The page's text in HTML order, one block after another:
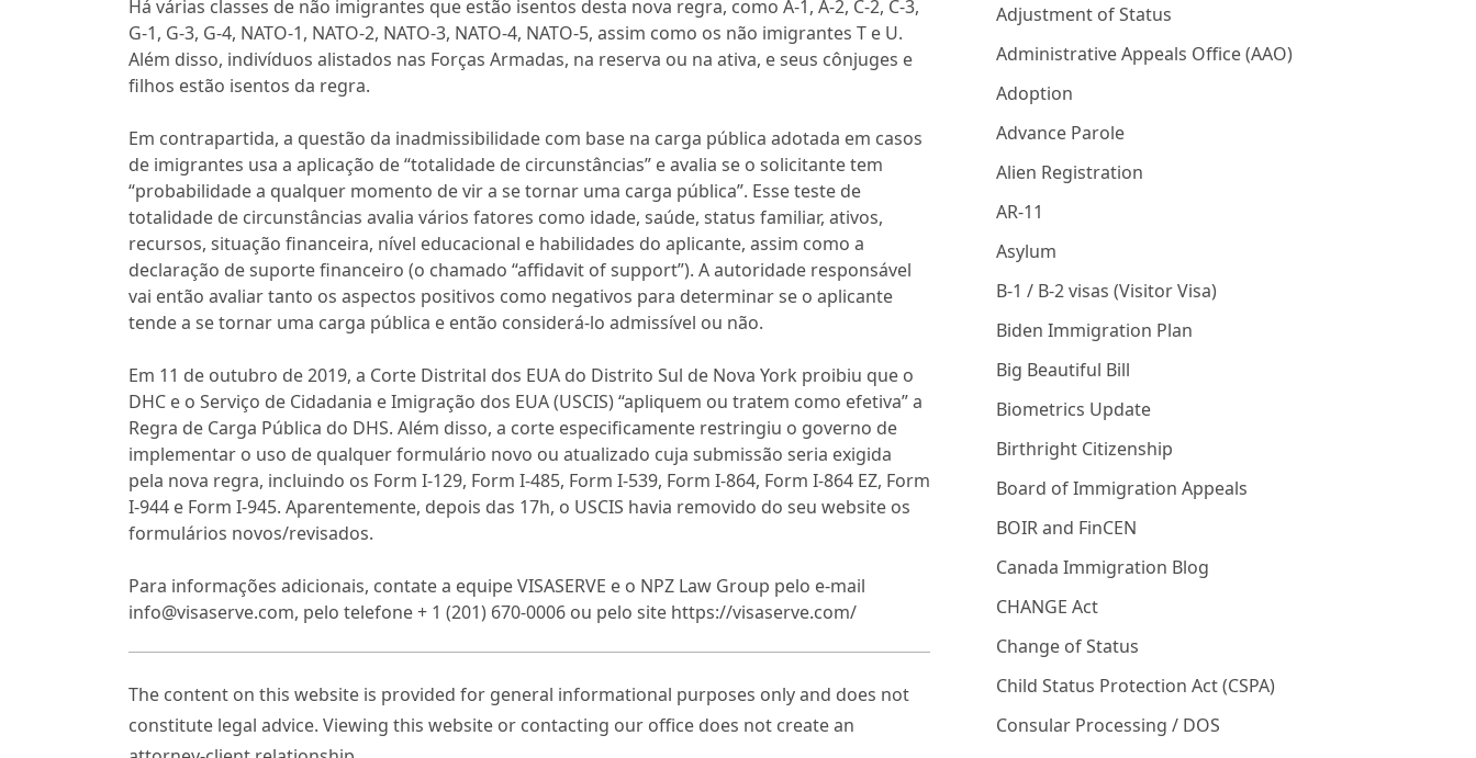
Há várias classes de não imigrantes que estão isentos desta nova regra, como A-1, A-2, C-2, C-3,
G-1, G-3, G-4, NATO-1, NATO-2, NATO-3, NATO-4, NATO-5, assim como os não imigrantes T e U.
Além disso, indivíduos alistados nas Forças Armadas, na reserva ou na ativa, e seus cônjuges e
filhos estão isentos da regra.
Em contrapartida, a questão da inadmissibilidade com base na carga pública adotada em casos
de imigrantes usa a aplicação de “totalidade de circunstâncias” e avalia se o solicitante tem
“probabilidade a qualquer momento de vir a se tornar uma carga pública”. Esse teste de
totalidade de circunstâncias avalia vários fatores como idade, saúde, status familiar, ativos,
recursos, situação financeira, nível educacional e habilidades do aplicante, assim como a
declaração de suporte financeiro (o chamado “affidavit of support”). A autoridade responsável
vai então avaliar tanto os aspectos positivos como negativos para determinar se o aplicante
tende a se tornar uma carga pública e então considerá-lo admissível ou não.
Em 11 de outubro de 2019, a Corte Distrital dos EUA do Distrito Sul de Nova York proibiu que o
DHC e o Serviço de Cidadania e Imigração dos EUA (USCIS) “apliquem ou tratem como efetiva” a
Regra de Carga Pública do DHS. Além disso, a corte especificamente restringiu o governo de
implementar o uso de qualquer formulário novo ou atualizado cuja submissão seria exigida
pela nova regra, incluindo os Form I-129, Form I-485, Form I-539, Form I-864, Form I-864 EZ, Form
I-944 e Form I-945. Aparentemente, depois das 17h, o USCIS havia removido do seu website os
formulários novos/revisados.
Para informações adicionais, contate a equipe VISASERVE e o NPZ Law Group pelo e-mail
info@visaserve.com, pelo telefone + 1 (201) 670-0006 ou pelo site https://visaserve.com/
The content on this website is provided for general informational purposes only and does not
constitute legal advice. Viewing this website or contacting our office does not create an
Adjustment of Status
Administrative Appeals Office (AAO)
Adoption
Advance Parole
Alien Registration
AR-11
Asylum
B-1 / B-2 visas (Visitor Visa)
Biden Immigration Plan
Big Beautiful Bill
Biometrics Update
Birthright Citizenship
Board of Immigration Appeals
BOIR and FinCEN
Canada Immigration Blog
CHANGE Act
Change of Status
Child Status Protection Act (CSPA)
Consular Processing / DOS